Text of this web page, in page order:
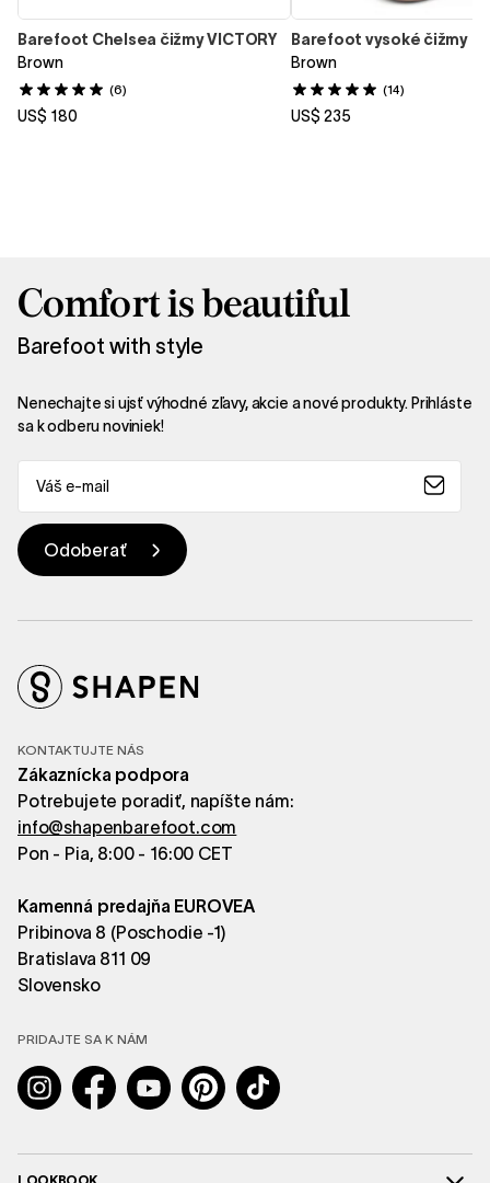
Barefoot Chelsea čižmy VICTORY
Brown
(6)
US$ 180
Barefoot vysoké čižmy
Brown
(14)
US$ 235
Comfort is beautiful
Barefoot with style
Nenechajte si ujsť výhodné zľavy, akcie a nové produkty. Prihláste
sa k odberu noviniek!
KONTAKTUJTE NÁS
Zákaznícka podpora
Potrebujete poradiť, napíšte nám:
info@shapenbarefoot.com
Pon - Pia, 8:00 - 16:00 CET
Kamenná predajňa EUROVEA
Pribinova 8 (Poschodie -1)
Bratislava 811 09
Slovensko
PRIDAJTE SA K NÁM
InstagramFacebookYouTubePinterestTikTok